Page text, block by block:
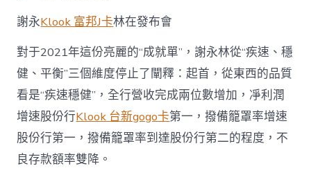
信
與
行〉
中
謝永Klook 富邦J卡林在發布會
對于2021年這份亮麗的“成就單”，謝永林從“疾速、穩
健、平衡”三個維度停止了闡釋：起首，從東西的品質
看是“疾速穩健”，全行營收完成兩位數增加，凈利潤
增速股份行Klook 台新gogo卡第一，撥備籠罩率增速
股份行第一，撥備籠罩率到達股份行第二的程度，不
良存款額率雙降。